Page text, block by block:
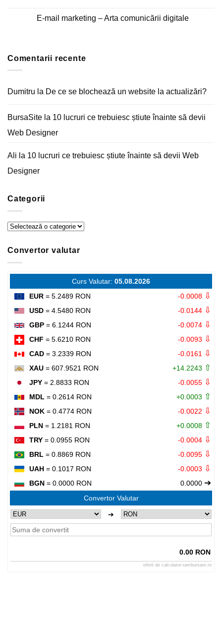
iPhone
la
unui
magazin
E-mail marketing – Arta comunicării digitale
marketing
Comentarii recente
Dumitru la De ce se blochează un website la actualizări?
BursaSite la 10 lucruri ce trebuiesc știute înainte să devii
Web Designer
Ali la 10 lucruri ce trebuiesc știute înainte să devii Web
Designer
Categorii
Categorii
Convertor valutar
Curs Valutar: 05.08.2026
EUR = 5.2489 RON -0.0008 ⇩
USD = 4.5480 RON -0.0144 ⇩
GBP = 6.1244 RON -0.0074 ⇩
CHF = 5.6210 RON -0.0093 ⇩
CAD = 3.2339 RON -0.0161 ⇩
XAU = 607.9521 RON +14.2243 ⇧
JPY = 2.8833 RON -0.0055 ⇩
MDL = 0.2614 RON +0.0003 ⇧
NOK = 0.4774 RON -0.0022 ⇩
PLN = 1.2181 RON +0.0008 ⇧
TRY = 0.0955 RON -0.0004 ⇩
BRL = 0.8869 RON -0.0095 ⇩
UAH = 0.1017 RON -0.0003 ⇩
BGN = 0.0000 RON 0.0000 ➔
Convertor Valutar
➔
0.00 RON
oferit decalculator-rambursare.ro